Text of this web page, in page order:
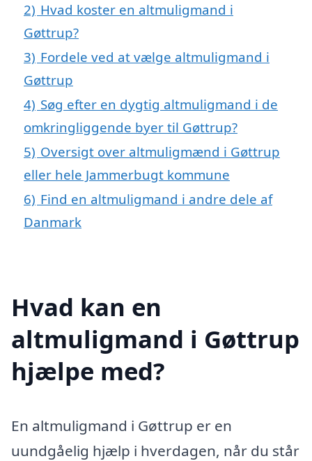
2) Hvad koster en altmuligmand i
Gøttrup?
3) Fordele ved at vælge altmuligmand i
Gøttrup
4) Søg efter en dygtig altmuligmand i de
omkringliggende byer til Gøttrup?
5) Oversigt over altmuligmænd i Gøttrup
eller hele Jammerbugt kommune
6) Find en altmuligmand i andre dele af
Danmark
Hvad kan en
altmuligmand i Gøttrup
hjælpe med?
En altmuligmand i Gøttrup er en
uundgåelig hjælp i hverdagen, når du står